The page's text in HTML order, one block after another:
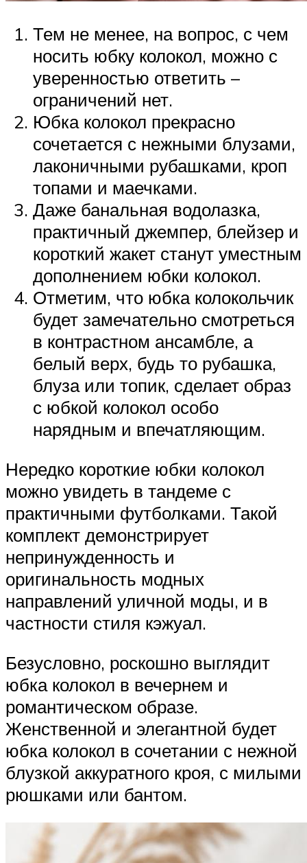
Тем не менее, на вопрос, с чем
носить юбку колокол, можно с
уверенностью ответить –
ограничений нет.
Юбка колокол прекрасно
сочетается с нежными блузами,
лаконичными рубашками, кроп
топами и маечками.
Даже банальная водолазка,
практичный джемпер, блейзер и
короткий жакет станут уместным
дополнением юбки колокол.
Отметим, что юбка колокольчик
будет замечательно смотреться
в контрастном ансамбле, а
белый верх, будь то рубашка,
блуза или топик, сделает образ
с юбкой колокол особо
нарядным и впечатляющим.
Нередко короткие юбки колокол
можно увидеть в тандеме с
практичными футболками. Такой
комплект демонстрирует
непринужденность и
оригинальность модных
направлений уличной моды, и в
частности стиля кэжуал.
Безусловно, роскошно выглядит
юбка колокол в вечернем и
романтическом образе.
Женственной и элегантной будет
юбка колокол в сочетании с нежной
блузкой аккуратного кроя, с милыми
рюшками или бантом.